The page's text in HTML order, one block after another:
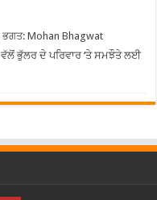
ਭਗਤ: Mohan Bhagwat
ਵੱਲੋਂ ਭੁੱਲਰ ਦੇ ਪਰਿਵਾਰ ‘ਤੇ ਸਮਝੌਤੇ ਲਈ